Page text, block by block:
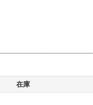
在庫